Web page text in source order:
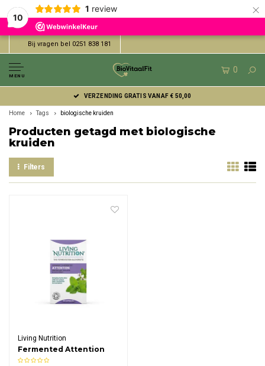
10
1 review ×
Bij vragen bel 0251 838 181
MENU
0
VERZENDING GRATIS VANAF € 50,00
Home Tags biologische kruiden
Producten getagd met biologische
kruiden
Filters
Living Nutrition
Fermented Attention
Bio